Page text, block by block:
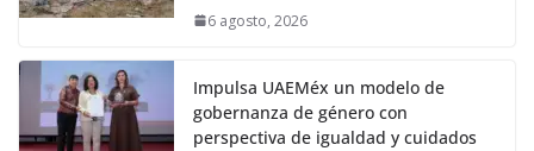
6 agosto, 2026
Impulsa UAEMéx un modelo de
gobernanza de género con
perspectiva de igualdad y cuidados